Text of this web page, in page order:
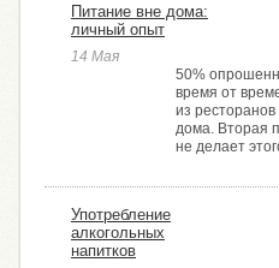
Питание вне дома:
личный опыт
14 Мая
50%
время от
из
дома. Вторая
не делает
Употребление
алкогольных
напитков